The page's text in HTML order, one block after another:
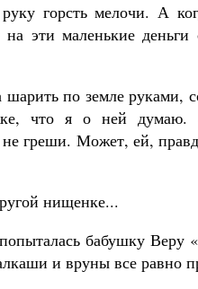
горсть мелочи. А
эти маленькие
шарить по земле руками,
что я о ней думаю.
греши. Может, ей,
нищенке...
бабушку Веру
и вруны все равно